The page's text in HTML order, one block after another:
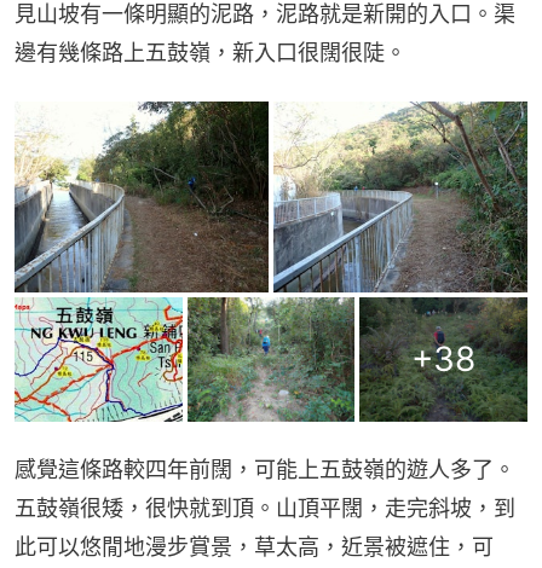
見山坡有一條明顯的泥路，泥路就是新開的入口。渠
邊有幾條路上五鼓嶺，新入口很闊很陡。
+38
感覺這條路較四年前闊，可能上五鼓嶺的遊人多了。
五鼓嶺很矮，很快就到頂。山頂平闊，走完斜坡，到
此可以悠閒地漫步賞景，草太高，近景被遮住，可